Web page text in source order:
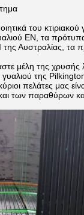
του κτιριακού
EN, τα
Αυστραλίας, τα
μέλη της χρυσής
της
πελάτες μας
των παραθύρων